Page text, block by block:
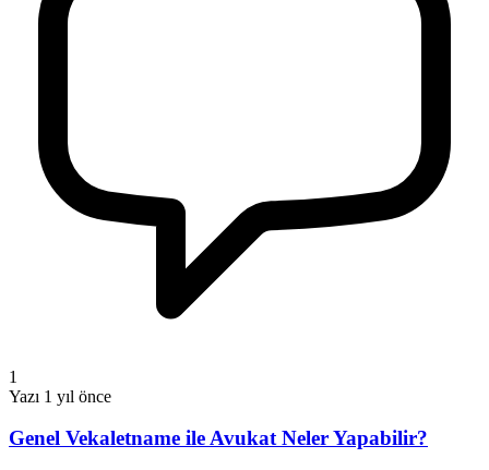
1
Yazı 1 yıl önce
Genel Vekaletname ile Avukat Neler Yapabilir?